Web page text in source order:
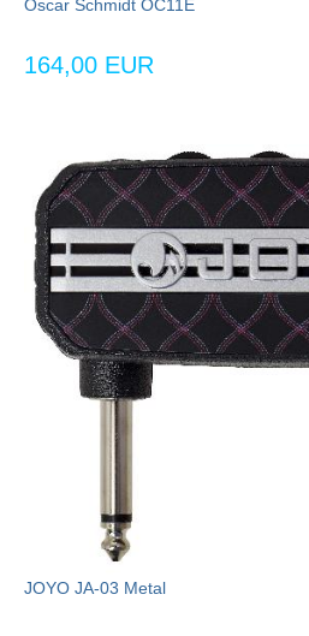
Oscar Schmidt OC11E
164,00 EUR
JOYO JA-03 Metal